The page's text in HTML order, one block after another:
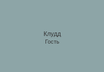
Клудд
Гость